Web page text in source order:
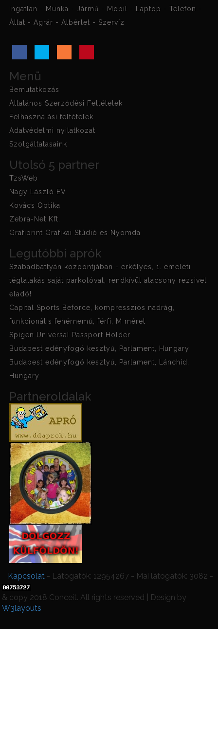
Ingatlan - Munka - Jármű - Mobil - Laptop - Telefon -
Állat - Agrár - Albérlet - Szervíz
Menü
Bemutatkozás
Általános Szerződési Feltételek
Felhasználási feltételek
Adatvédelmi nyilatkozat
Szolgáltatasaink
Utolsó 5 partner
TzsWeb
Nagy László EV
Kovács Optika
Zebra-Net Kft.
Grafiprint Grafikai Stúdió és Nyomda
Legutóbbi aprók
Szabadbattyán központjában - erkélyes, 1. emeleti
téglalakás saját parkolóval, rendkívül alacsony rezsivel
eladó!
Capital Sports Beforce, kompressziós nadrág,
funkcionális fehérnemű, férfi, M méret
Spigen Universal Passport Holder
Budapest edényfogó kesztyű, Parlament, Hungary
Budapest edényfogó kesztyű, Parlament, Lánchíd,
Hungary
Partneroldalak
Kapcsolat - Látogatók: 12954267 - Mai látogatók: 3082 -
& copy 2018 Conceit. All rights reserved | Design by
W3layouts